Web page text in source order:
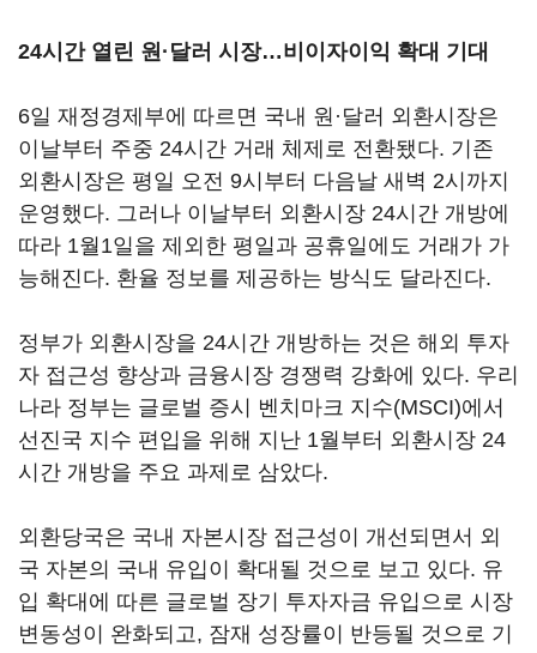
24시간 열린 원·달러 시장…비이자이익 확대 기대
6일 재정경제부에 따르면 국내 원·달러 외환시장은
이날부터 주중 24시간 거래 체제로 전환됐다. 기존
외환시장은 평일 오전 9시부터 다음날 새벽 2시까지
운영했다. 그러나 이날부터 외환시장 24시간 개방에
따라 1월1일을 제외한 평일과 공휴일에도 거래가 가
능해진다. 환율 정보를 제공하는 방식도 달라진다.
정부가 외환시장을 24시간 개방하는 것은 해외 투자
자 접근성 향상과 금융시장 경쟁력 강화에 있다. 우리
나라 정부는 글로벌 증시 벤치마크 지수(MSCI)에서
선진국 지수 편입을 위해 지난 1월부터 외환시장 24
시간 개방을 주요 과제로 삼았다.
외환당국은 국내 자본시장 접근성이 개선되면서 외
국 자본의 국내 유입이 확대될 것으로 보고 있다. 유
입 확대에 따른 글로벌 장기 투자자금 유입으로 시장
변동성이 완화되고, 잠재 성장률이 반등될 것으로 기